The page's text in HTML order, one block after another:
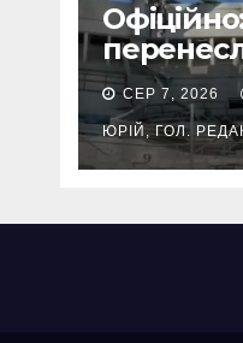
Колос
обстріл
Одесі
СЕР 7, 2026
ЮРІЙ, ГОЛ.